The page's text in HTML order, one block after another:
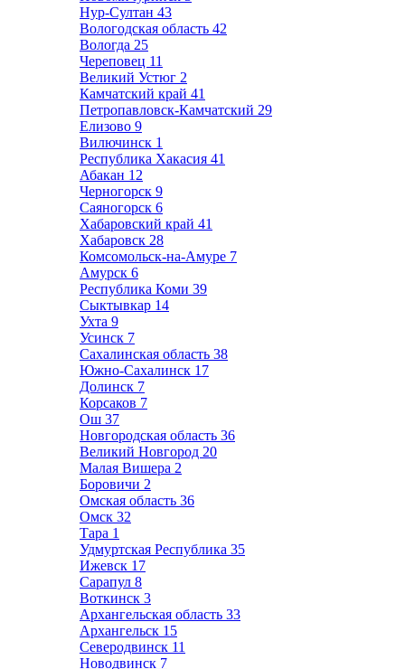
Нур-Султан 43
Вологодская область 42
Вологда 25
Череповец 11
Великий Устюг 2
Камчатский край 41
Петропавловск-Камчатский 29
Елизово 9
Вилючинск 1
Республика Хакасия 41
Абакан 12
Черногорск 9
Саяногорск 6
Хабаровский край 41
Хабаровск 28
Комсомольск-на-Амуре 7
Амурск 6
Республика Коми 39
Сыктывкар 14
Ухта 9
Усинск 7
Сахалинская область 38
Южно-Сахалинск 17
Долинск 7
Корсаков 7
Ош 37
Новгородская область 36
Великий Новгород 20
Малая Вишера 2
Боровичи 2
Омская область 36
Омск 32
Тара 1
Удмуртская Республика 35
Ижевск 17
Сарапул 8
Воткинск 3
Архангельская область 33
Архангельск 15
Северодвинск 11
Новодвинск 7